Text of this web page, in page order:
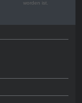
worden ist.